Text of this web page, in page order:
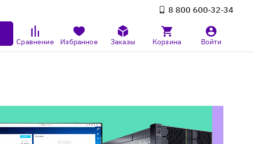
8 800 600‑32‑34
Сравнение Избранное Заказы Корзина Войти